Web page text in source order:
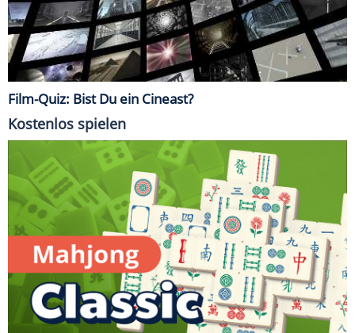
Film-Quiz: Bist Du ein Cineast?
Kostenlos spielen